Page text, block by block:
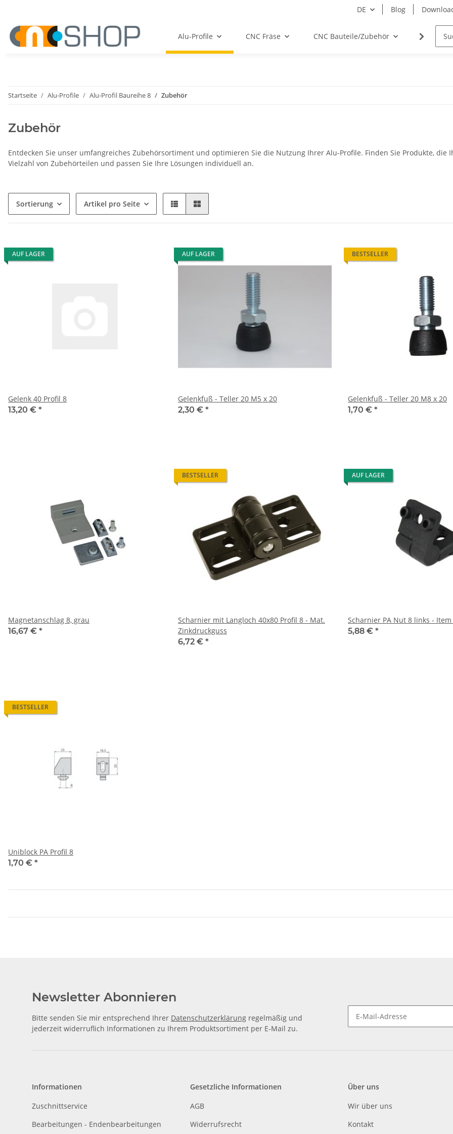
DE Blog
Alu-Profile CNC Fräse CNC Bauteile/Zubehör Elektro
Startseite Alu-Profile Alu-Profil Baureihe 8 Zubehör
Zubehör
Entdecken Sie unser umfangreiches Zubehörsortiment und optimieren Sie die Nutzung Ihrer Alu-Profile. Finden Sie Produkte,
Vielzahl von Zubehörteilen und passen Sie Ihre Lösungen individuell an.
Sortierung Artikel pro Seite
AUF LAGER
Gelenk 40 Profil 8
13,20 € *
AUF LAGER
Gelenkfuß - Teller 20 M5 x 20
2,30 € *
BESTSELLER
Gelenkfuß - Teller 20 M8 x 20
1,70 € *
Magnetanschlag 8, grau
16,67 € *
BESTSELLER
Scharnier mit Langloch 40x80 Profil 8 - Mat.
Zinkdruckguss
6,72 € *
AUF LAGER
Scharnier PA Nut 8 links -
5,88 € *
BESTSELLER
Uniblock PA Profil 8
1,70 € *
Newsletter Abonnieren
Bitte senden Sie mir entsprechend Ihrer Datenschutzerklärung regelmäßig und
jederzeit widerruflich Informationen zu Ihrem Produktsortiment per E-Mail zu.
Informationen
Zuschnittservice
Bearbeitungen - Endenbearbeitungen
Gesetzliche Informationen
AGB
Widerrufsrecht
Über uns
Wir über uns
Kontakt